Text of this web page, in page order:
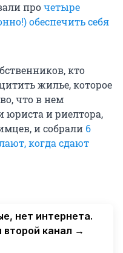
прочетыре
обеспечить себя
кто
жилье, которое
что в нем
юриста и риелтора,
и собрали 6
когда сдают
нет интернета.
канал →